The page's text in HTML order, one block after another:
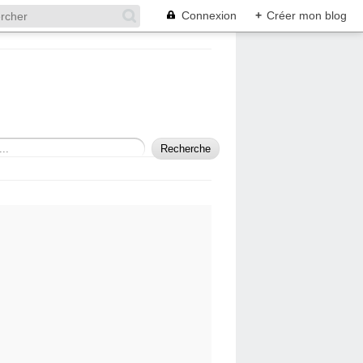
Connexion + Créer mon blog